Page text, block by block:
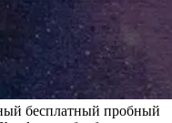
бесплатный пробный